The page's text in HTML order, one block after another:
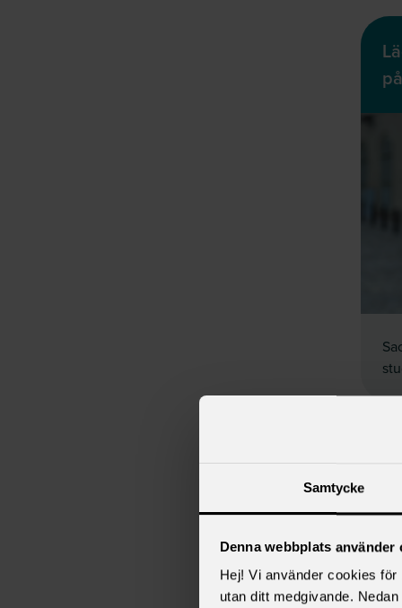
Samtycke
Denna webbplats använder
Hej! Vi använder cookies
utan ditt medgivande.